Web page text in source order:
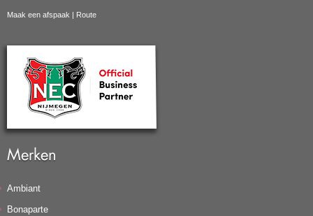
Maak een afspaak Route
Merken
Ambiant
Bonaparte